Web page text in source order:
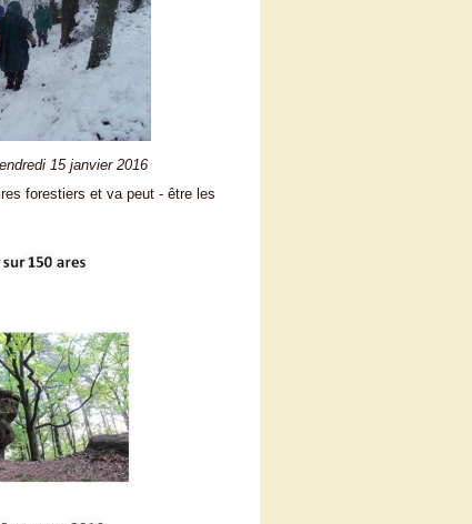
15 janvier 2016
forestiers et va peut - être les